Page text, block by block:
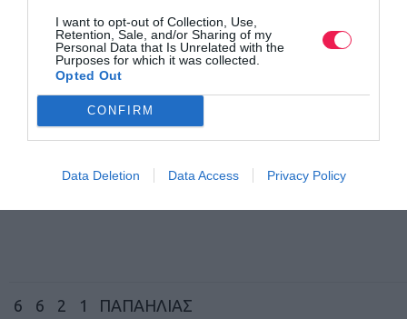
I want to opt-out of Collection, Use,
Retention, Sale, and/or Sharing of my
Personal Data that Is Unrelated with the
Purposes for which it was collected.
Opted Out
CONFIRM
Data Deletion Data Access Privacy Policy
1 5 ΒΕΝΕΤΙΚΙΔΗΣ
6 6 2
1
ΠΑΠΑΗΛΙΑΣ